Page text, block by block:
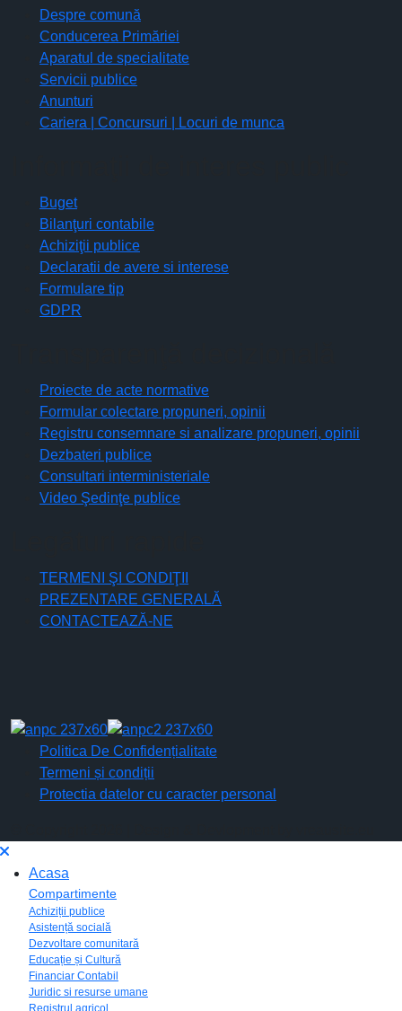
Despre comună
Conducerea Primăriei
Aparatul de specialitate
Servicii publice
Anunturi
Cariera | Concursuri | Locuri de munca
Buget
Bilanţuri contabile
Achiziţii publice
Declaratii de avere si interese
Formulare tip
GDPR
Proiecte de acte normative
Formular colectare propuneri, opinii
Registru consemnare si analizare propuneri, opinii
Dezbateri publice
Consultari interministeriale
Video Şedinţe publice
TERMENI ŞI CONDIŢII
PREZENTARE GENERALĂ
CONTACTEAZĂ-NE
Politica De Confidențialitate
Termeni și condiții
Protectia datelor cu caracter personal
Acasa
Compartimente
Achiziții publice
Asistență socială
Dezvoltare comunitară
Educație și Cultură
Financiar Contabil
Juridic si resurse umane
Registrul agricol